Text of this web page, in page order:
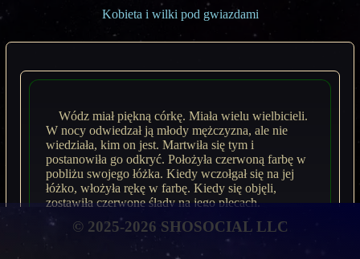
Kobieta i wilki pod gwiazdami
Wódz miał piękną córkę. Miała wielu wielbicieli.
W nocy odwiedzał ją młody mężczyzna, ale nie
wiedziała, kim on jest. Martwiła się tym i
postanowiła go odkryć. Położyła czerwoną farbę w
pobliżu swojego łóżka. Kiedy wczołgał się na jej
łóżko, włożyła rękę w farbę. Kiedy się objęli,
zostawiła czerwone ślady na jego plecach.
© 2025-2026 SHOSOCIAL LLC